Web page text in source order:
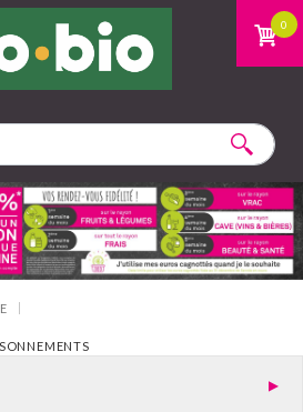
0